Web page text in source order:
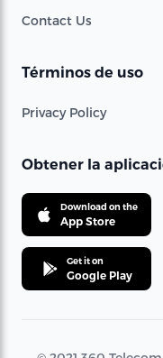
Contact Us
Términos de uso
Privacy Policy
Obtener la
Download on the
App Store
Get it on
Google Play